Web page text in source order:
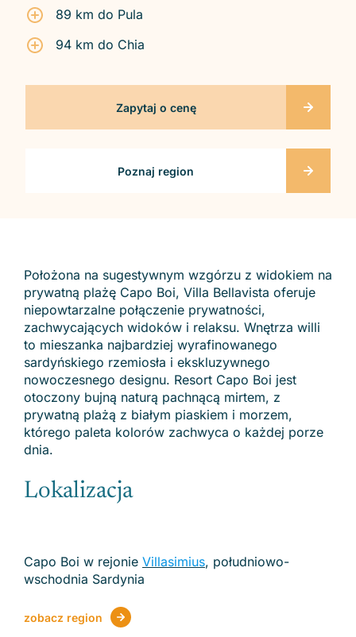
89 km do Pula
94 km do Chia
Zapytaj o cenę
Poznaj region
Położona na sugestywnym wzgórzu z widokiem na
prywatną plażę Capo Boi, Villa Bellavista oferuje
niepowtarzalne połączenie prywatności,
zachwycających widoków i relaksu. Wnętrza willi
to mieszanka najbardziej wyrafinowanego
sardyńskiego rzemiosła i ekskluzywnego
nowoczesnego designu. Resort Capo Boi jest
otoczony bujną naturą pachnącą mirtem, z
prywatną plażą z białym piaskiem i morzem,
którego paleta kolorów zachwyca o każdej porze
dnia.
Lokalizacja
Capo Boi w rejonie Villasimius, południowo-
wschodnia Sardynia
zobacz region